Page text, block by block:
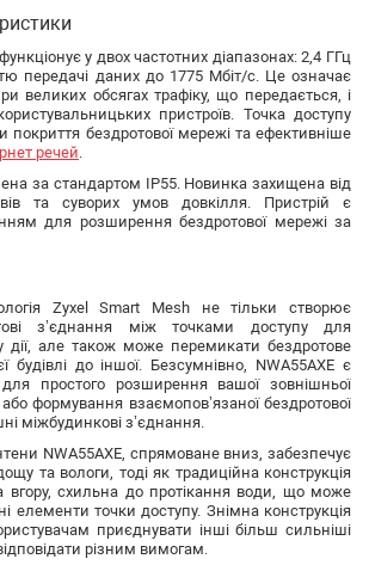
у двох частотних діапазонах: 2,4 ГГц
передачі даних до 1775 Мбіт/с. Це означає
великих обсягах трафіку, що передається, і
пристроїв. Точка доступу
покриття бездротової мережі та ефективніше
речей.
за стандартом IP55. Новинка захищена від
та суворих умов довкілля. Пристрій є
для розширення бездротової мережі за
Zyxel Smart Mesh не тільки створює
з’єднання між точками доступу для
дії, але також може перемикати бездротове
будівлі до іншої. Безсумнівно, NWA55AXE є
простого розширення вашої зовнішньої
формування взаємопов’язаної бездротової
міжбудинкові з’єднання.
NWA55AXE, спрямоване вниз, забезпечує
та вологи, тоді як традиційна конструкція
вгору, схильна до протікання води, що може
елементи точки доступу. Знімна конструкція
приєднувати інші більш сильніші
різним вимогам.